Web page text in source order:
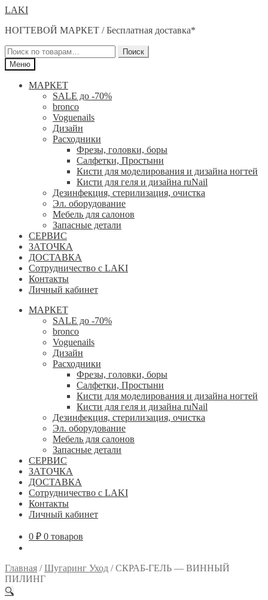
Перейти
навигации
Перейти
содержимому
LAKI
НОГТЕВОЙ МАРКЕТ / Бесплатная доставка*
Искать:
Поиск
Меню
МАРКЕТ
SALE до -70%
bronco
Voguenails
Дизайн
Расходники
Фрезы, головки, боры
Салфетки, Простыни
Кисти для моделирования и дизайна ногтей
Кисти для геля и дизайна ruNail
Дезинфекция, стерилизация, очистка
Эл. оборудование
Мебель для салонов
Запасные детали
СЕРВИС
ЗАТОЧКА
ДОСТАВКА
Сотрудничество с LAKI
Контакты
Личный кабинет
МАРКЕТ
SALE до -70%
bronco
Voguenails
Дизайн
Расходники
Фрезы, головки, боры
Салфетки, Простыни
Кисти для моделирования и дизайна ногтей
Кисти для геля и дизайна ruNail
Дезинфекция, стерилизация, очистка
Эл. оборудование
Мебель для салонов
Запасные детали
СЕРВИС
ЗАТОЧКА
ДОСТАВКА
Сотрудничество с LAKI
Контакты
Личный кабинет
0 ₽ 0 товаров
Главная /Шугаринг Уход /СКРАБ-ГЕЛЬ — ВИННЫЙ
ПИЛИНГ
🔍